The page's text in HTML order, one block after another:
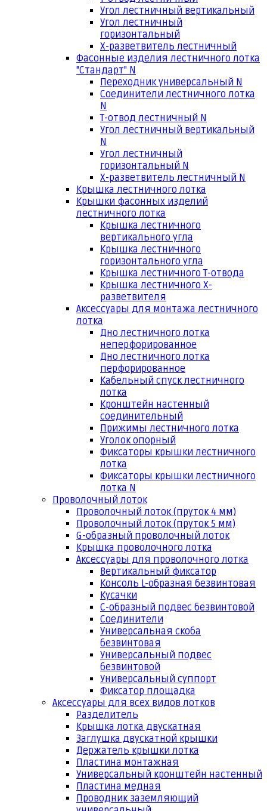
Угол лестничный вертикальный
Угол лестничный
горизонтальный
Х-разветвитель лестничный
Фасонные изделия лестничного лотка
"Стандарт" N
Переходник универсальный N
Соединители лестничного лотка
N
Т-отвод лестничный N
Угол лестничный вертикальный
N
Угол лестничный
горизонтальный N
Х-разветвитель лестничный N
Крышка лестничного лотка
Крышки фасонных изделий
лестничного лотка
Крышка лестничного
вертикального угла
Крышка лестничного
горизонтального угла
Крышка лестничного Т-отвода
Крышка лестничного Х-
разветвителя
Аксессуары для монтажа лестничного
лотка
Дно лестничного лотка
неперфорированное
Дно лестничного лотка
перфорированное
Кабельный спуск лестничного
лотка
Кронштейн настенный
соединительный
Прижимы лестничного лотка
Уголок опорный
Фиксаторы крышки лестничного
лотка
Фиксаторы крышки лестничного
лотка N
Проволочный лоток
Проволочный лоток (пруток 4 мм)
Проволочный лоток (пруток 5 мм)
G-образный проволочный лоток
Крышка проволочного лотка
Аксессуары для проволочного лотка
Вертикальный фиксатор
Консоль L-образная безвинтовая
Кусачки
С-образный подвес безвинтовой
Соединители
Универсальная скоба
безвинтовая
Универсальный подвес
безвинтовой
Универсальный суппорт
Фиксатор площадка
Аксессуары для всех видов лотков
Разделитель
Крышка лотка двускатная
Заглушка двускатной крышки
Держатель крышки лотка
Пластина монтажная
Универсальный кронштейн настенный
Пластина медная
Проводник заземляющий